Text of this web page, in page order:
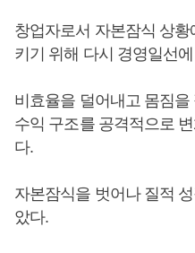
창업자로서 자본잠식 상황
키기 위해 다시 경영일선
비효율을 덜어내고 몸짐
수익 구조를 공격적으로
다.
자본잠식을 벗어나 질적
았다.